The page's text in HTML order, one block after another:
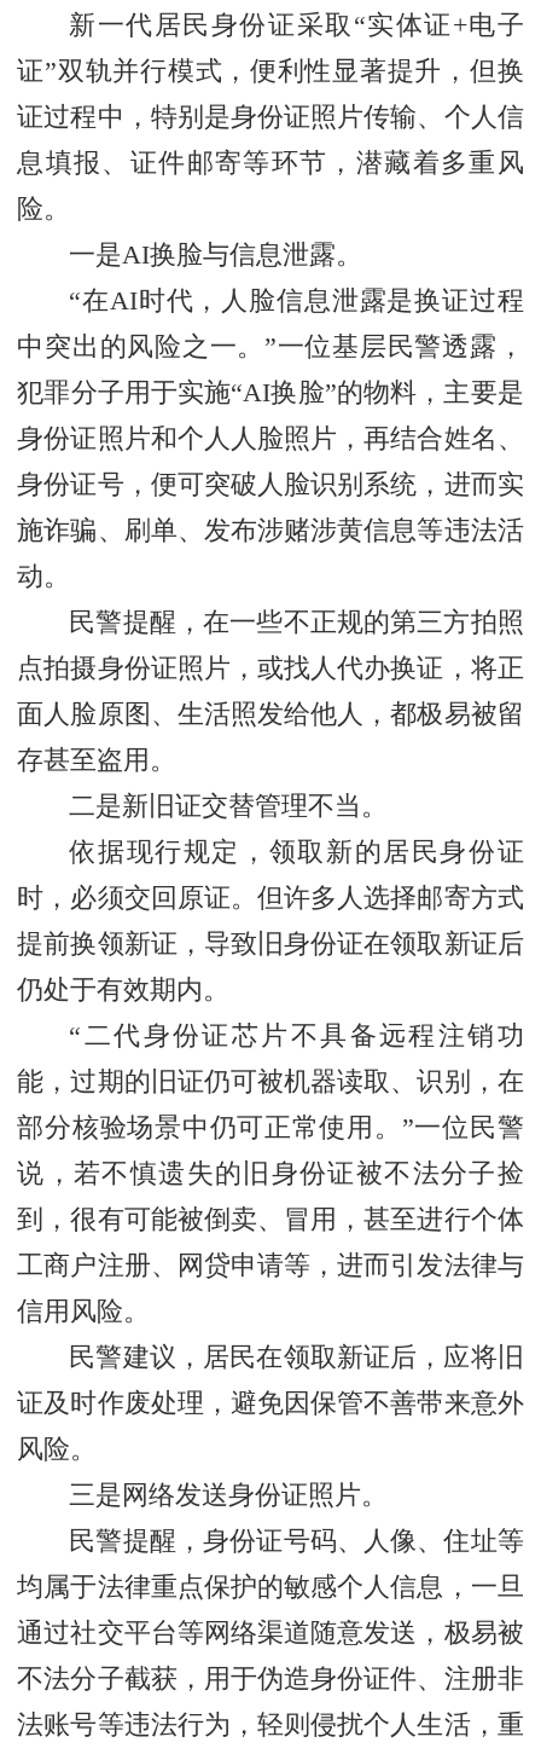
新一代居民身份证采取“实体证+电子
证”双轨并行模式，便利性显著提升，但换
证过程中，特别是身份证照片传输、个人信
息填报、证件邮寄等环节，潜藏着多重风
险。
一是AI换脸与信息泄露。
“在AI时代，人脸信息泄露是换证过程
中突出的风险之一。”一位基层民警透露，
犯罪分子用于实施“AI换脸”的物料，主要是
身份证照片和个人人脸照片，再结合姓名、
身份证号，便可突破人脸识别系统，进而实
施诈骗、刷单、发布涉赌涉黄信息等违法活
动。
民警提醒，在一些不正规的第三方拍照
点拍摄身份证照片，或找人代办换证，将正
面人脸原图、生活照发给他人，都极易被留
存甚至盗用。
二是新旧证交替管理不当。
依据现行规定，领取新的居民身份证
时，必须交回原证。但许多人选择邮寄方式
提前换领新证，导致旧身份证在领取新证后
仍处于有效期内。
“二代身份证芯片不具备远程注销功
能，过期的旧证仍可被机器读取、识别，在
部分核验场景中仍可正常使用。”一位民警
说，若不慎遗失的旧身份证被不法分子捡
到，很有可能被倒卖、冒用，甚至进行个体
工商户注册、网贷申请等，进而引发法律与
信用风险。
民警建议，居民在领取新证后，应将旧
证及时作废处理，避免因保管不善带来意外
风险。
三是网络发送身份证照片。
民警提醒，身份证号码、人像、住址等
均属于法律重点保护的敏感个人信息，一旦
通过社交平台等网络渠道随意发送，极易被
不法分子截获，用于伪造身份证件、注册非
法账号等违法行为，轻则侵扰个人生活，重